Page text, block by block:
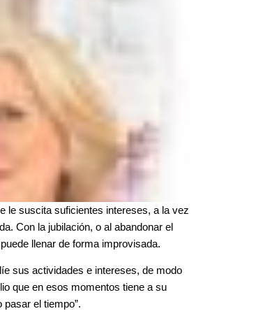
le suscita suficientes intereses, a la vez
Con la jubilación, o al abandonar el
llenar de forma improvisada.
sus actividades e intereses, de modo
que en esos momentos tiene a su
el tiempo”.